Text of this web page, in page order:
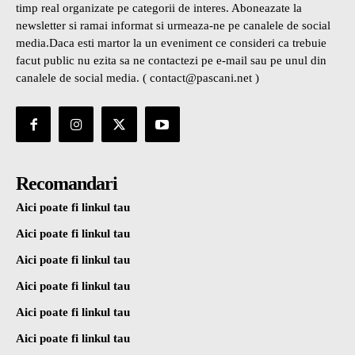
timp real organizate pe categorii de interes. Aboneazate la
newsletter si ramai informat si urmeaza-ne pe canalele de social
media.Daca esti martor la un eveniment ce consideri ca trebuie
facut public nu ezita sa ne contactezi pe e-mail sau pe unul din
canalele de social media. ( contact@pascani.net )
Recomandari
Aici poate fi linkul tau
Aici poate fi linkul tau
Aici poate fi linkul tau
Aici poate fi linkul tau
Aici poate fi linkul tau
Aici poate fi linkul tau